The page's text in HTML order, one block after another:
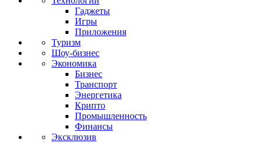
Гаджеты
Игры
Приложения
Туризм
Шоу-бизнес
Экономика
Бизнес
Транспорт
Энергетика
Крипто
Промышленность
Финансы
Эксклюзив